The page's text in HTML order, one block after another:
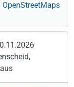
OpenStreetMaps